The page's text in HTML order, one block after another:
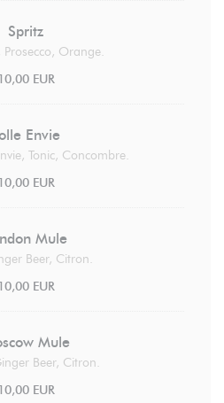
Spritz
Prosecco, Orange.
10,00 EUR
Envie
Tonic, Concombre.
10,00 EUR
Mule
Beer, Citron.
10,00 EUR
Mule
Beer, Citron.
10,00 EUR